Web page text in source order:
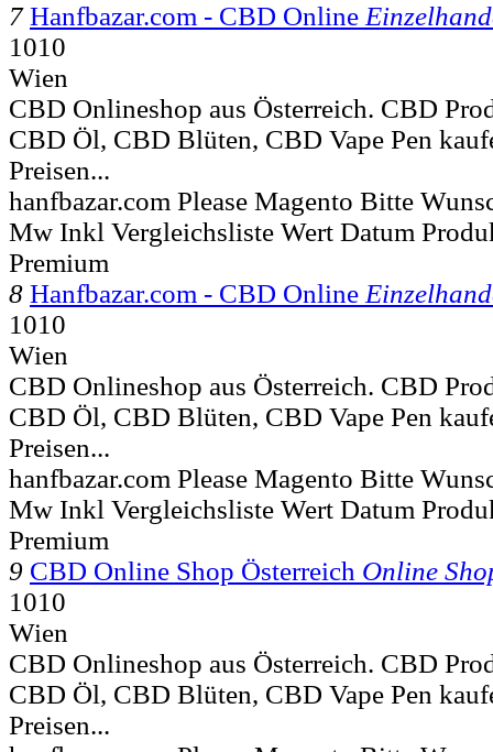
7 Hanfbazar.com - CBD Online
1010
Wien
CBD Onlineshop aus Österreich. CBD
CBD Öl, CBD Blüten, CBD Vape Pen
Preisen...
hanfbazar.com Please Magento Bitte
Mw Inkl Vergleichsliste Wert Datum
Premium
8 Hanfbazar.com - CBD Online
1010
Wien
CBD Onlineshop aus Österreich. CBD
CBD Öl, CBD Blüten, CBD Vape Pen
Preisen...
hanfbazar.com Please Magento Bitte
Mw Inkl Vergleichsliste Wert Datum
Premium
9 CBD Online Shop Österreich Online
1010
Wien
CBD Onlineshop aus Österreich. CBD
CBD Öl, CBD Blüten, CBD Vape Pen
Preisen...